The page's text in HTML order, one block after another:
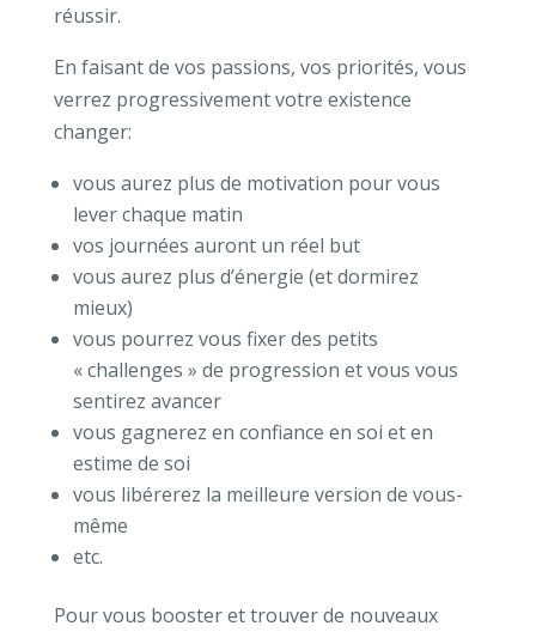
réussir.
En faisant de vos passions, vos priorités, vous
verrez progressivement votre existence
changer:
vous aurez plus de motivation pour vous
lever chaque matin
vos journées auront un réel but
vous aurez plus d’énergie (et dormirez
mieux)
vous pourrez vous fixer des petits
« challenges » de progression et vous vous
sentirez avancer
vous gagnerez en confiance en soi et en
estime de soi
vous libérerez la meilleure version de vous-
même
etc.
Pour vous booster et trouver de nouveaux